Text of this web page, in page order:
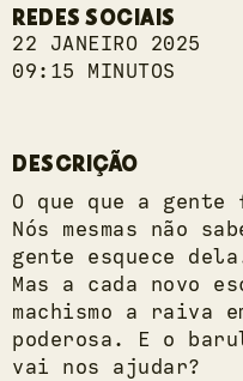
REDES SOCIAIS
22 JANEIRO 2025
09:15 MINUTOS
DESCRIÇÃO
O que que a
Nós mesmas não
gente esquece
Mas a cada novo
machismo a raiva
poderosa. E o
vai nos ajudar?